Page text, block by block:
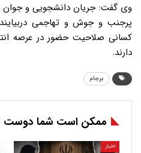
وی گفت: جریان دانشجویی و جوان
پرجنب و جوش و تهاجمی دربیایند
کسانی صلاحیت حضور در عرصه
دارند.
برجام
ممکن است شما دوست
اخبار